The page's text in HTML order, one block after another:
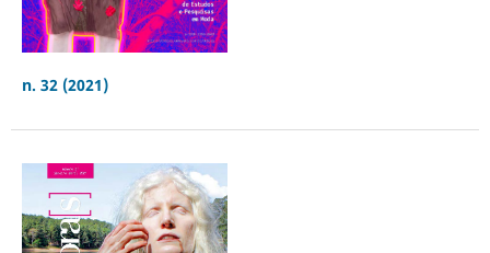
n. 32 (2021)